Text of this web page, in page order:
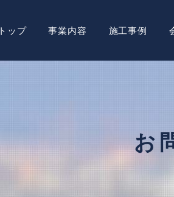
トップ 事業内容 施工事例
お